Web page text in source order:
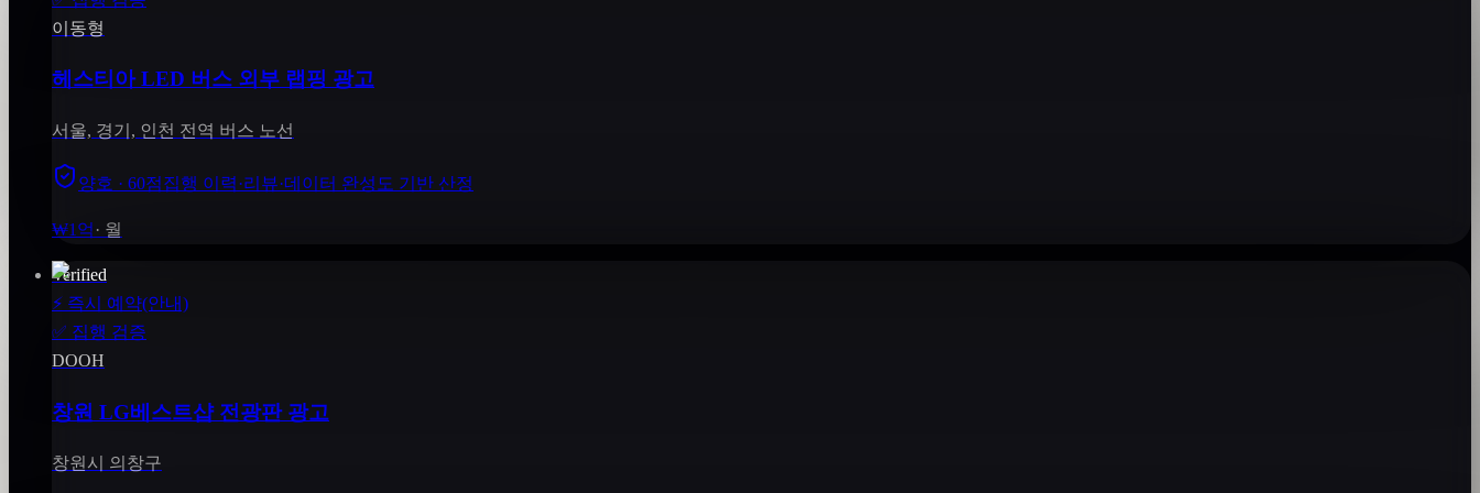
이동형
헤스티아 LED 버스 외부 랩핑 광고
서울, 경기, 인천 전역 버스 노선
양호 · 60점집행 이력·리뷰·데이터 완성도 기반 산정
₩1억 · 월
Verified
⚡ 즉시 예약(안내)
✅ 집행 검증
DOOH
창원 LG베스트샵 전광판 광고
창원시 의창구